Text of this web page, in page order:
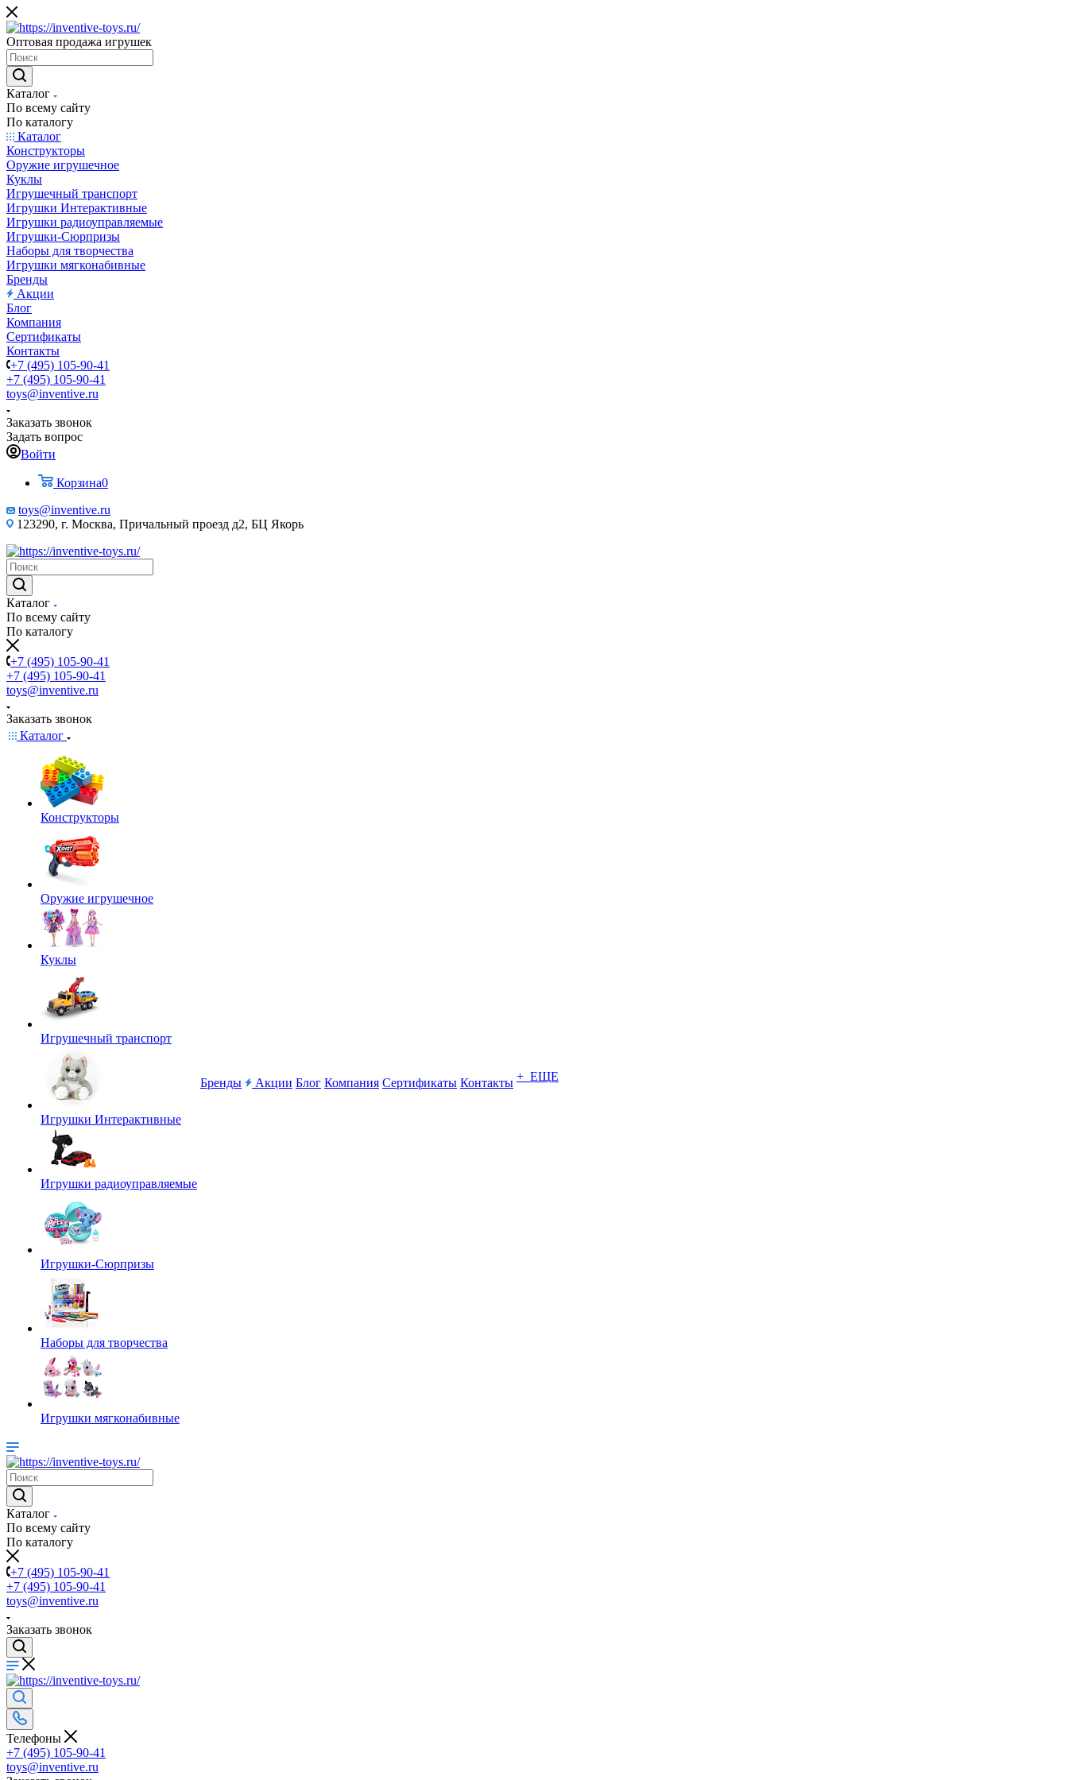
Оптовая продажа игрушек
Каталог
По всему сайту
По каталогу
Каталог
Конструкторы
Оружие игрушечное
Куклы
Игрушечный транспорт
Игрушки Интерактивные
Игрушки радиоуправляемые
Игрушки-Сюрпризы
Наборы для творчества
Игрушки мягконабивные
Бренды
Акции
Блог
Компания
Сертификаты
Контакты
+7 (495) 105-90-41
+7 (495) 105-90-41
toys@inventive.ru
Заказать звонок
Задать вопрос
Войти
Корзина0
toys@inventive.ru
123290, г. Москва, Причальный проезд д2, БЦ Якорь
Каталог
По всему сайту
По каталогу
+7 (495) 105-90-41
+7 (495) 105-90-41
toys@inventive.ru
Заказать звонок
Каталог
Конструкторы
Оружие игрушечное
Куклы
Игрушечный транспорт
Игрушки Интерактивные
Игрушки радиоуправляемые
Игрушки-Сюрпризы
Наборы для творчества
Игрушки мягконабивные
Бренды Акции Блог Компания Сертификаты Контакты + ЕЩЕ
Каталог
По всему сайту
По каталогу
+7 (495) 105-90-41
+7 (495) 105-90-41
toys@inventive.ru
Заказать звонок
Телефоны
+7 (495) 105-90-41
toys@inventive.ru